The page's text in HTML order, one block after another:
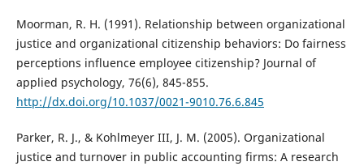
Moorman, R. H. (1991). Relationship between organizational
justice and organizational citizenship behaviors: Do fairness
perceptions influence employee citizenship? Journal of
applied psychology, 76(6), 845-855.
http://dx.doi.org/10.1037/0021-9010.76.6.845
Parker, R. J., & Kohlmeyer III, J. M. (2005). Organizational
justice and turnover in public accounting firms: A research